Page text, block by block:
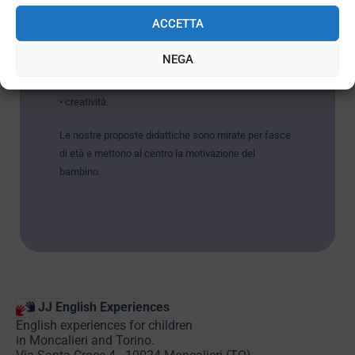
ACCETTA
NEGA
necessario creare delle emozioni. Per questo il
• creatività.
Le nostre proposte didattiche sono mirate per fasce
di età e mettono al centro la motivazione del
bambino.
JJ English Experiences
English experiences for children
in Moncalieri and Torino.